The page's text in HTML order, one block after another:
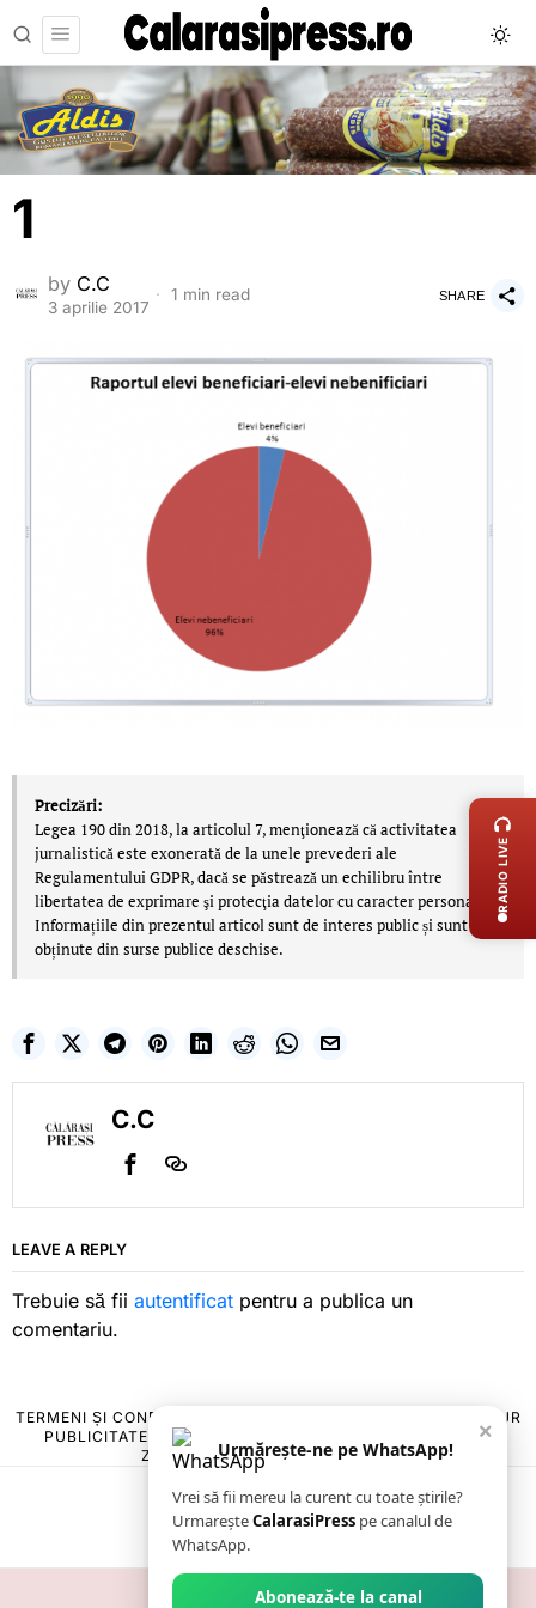
1
by C.C
3 aprilie 2017
1 min read SHARE
Precizări:
Legea 190 din 2018, la articolul 7, menţionează că activitatea
jurnalistică este exonerată de la unele prevederi ale
Regulamentului GDPR, dacă se păstrează un echilibru între
libertatea de exprimare şi protecţia datelor cu caracter personal.
Informațiile din prezentul articol sunt de interes public și sunt
obținute din surse publice deschise.
C.C
LEAVE A REPLY
Trebuie să fii autentificat pentru a publica un
comentariu.
TERMENI ȘI CONDIȚII
POLITICA DE ANULARE & RETUR
PUBLICITATE ONLINE & TIPĂRITĂ
CONTACT
ZIARUL ANUNȚUL CĂLĂRĂȘEAN
×
Urmărește-ne pe WhatsApp!
Vrei să fii mereu la curent cu toate știrile?
UrmareșteCalarasiPress pe canalul de
WhatsApp.
Abonează-te la canal
RADIO LIVE